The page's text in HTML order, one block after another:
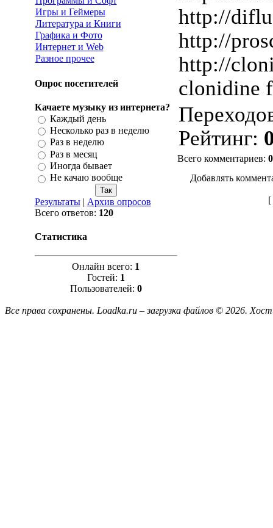
Игры и Геймеры
Литература и Книги
Графика и Фото
Интернет и Web
Разное прочее
Опрос посетителей
Качаете музыку из интернета?
Каждый день
Несколько раз в неделю
Раз в неделю
Раз в месяц
Иногда бывает
Не качаю вообще
Результаты| Архив опросов
Всего ответов: 120
Статистика
Онлайн всего: 1
Гостей: 1
Пользователей: 0
http://
http://
http://
clonidine
Рейтинг:
Всего комментариев: 0
Добавлять
[
Все права сохранены. Loadka.ru – загрузка файлов © 2026.